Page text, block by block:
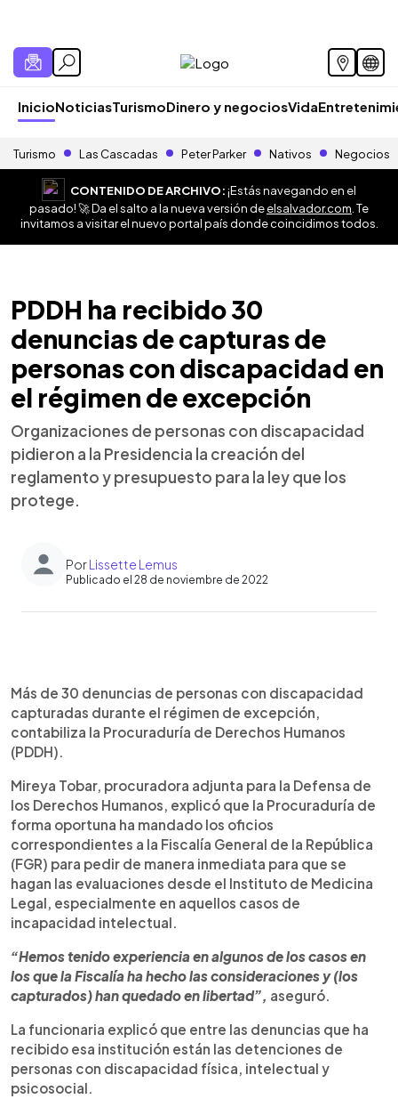
InicioNoticiasTurismoDinero y negociosVida
Turismo Las Cascadas Peter Parker Nativos Negocios
CONTENIDO DE ARCHIVO:¡Estás navegando en el
pasado! 🚀 Da el salto a la nueva versión deelsalvador.com . Te
invitamos a visitar el nuevo portal país donde coincidimos todos.
PDDH ha recibido 30
denuncias de capturas de
personas con discapacidad en
el régimen de excepción
Organizaciones de personas con discapacidad
pidieron a la Presidencia la creación del
reglamento y presupuesto para la ley que los
protege.
PorLissette Lemus
Publicado el 28 de noviembre de 2022
► Escuchar artículo
Más de 30 denuncias de personas con discapacidad
capturadas durante el régimen de excepción,
contabiliza la Procuraduría de Derechos Humanos
(PDDH).
Mireya Tobar, procuradora adjunta para la Defensa de
los Derechos Humanos, explicó que la Procuraduría de
forma oportuna ha mandado los oficios
correspondientes a la Fiscalía General de la República
(FGR) para pedir de manera inmediata para que se
hagan las evaluaciones desde el Instituto de Medicina
Legal, especialmente en aquellos casos de
incapacidad intelectual.
“Hemos tenido experiencia en algunos de los casos en
los que la Fiscalía ha hecho las consideraciones y (los
capturados) han quedado en libertad”, aseguró.
La funcionaria explicó que entre las denuncias que ha
recibido esa institución están las detenciones de
personas con discapacidad física, intelectual y
psicosocial.